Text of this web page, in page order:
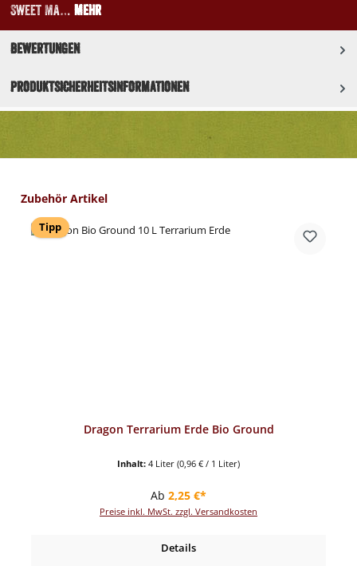
Sweet Ma… Mehr
Bewertungen
Produktsicherheitsinformationen
Produktgalerie überspringen
Zubehör Artikel
Tipp
Dragon Terrarium Erde Bio Ground
Inhalt: 4 Liter (0,96 € / 1 Liter)
Regulärer Preis:
Ab 2,25 €*
Preise inkl. MwSt. zzgl. Versandkosten
Details